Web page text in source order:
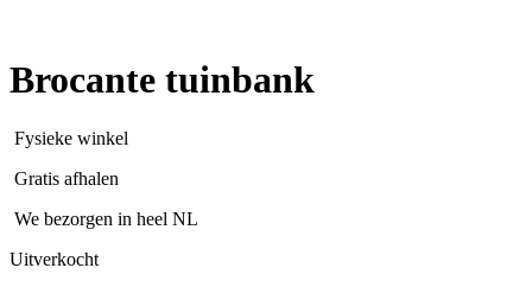
Brocante tuinbank
Fysieke winkel
Gratis afhalen
We bezorgen in heel NL
Uitverkocht